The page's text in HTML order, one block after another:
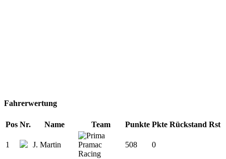
Fahrerwertung
Pos Nr. Name Team Punkte Pkte Rückstand Rst
1 J. Martin 508 0